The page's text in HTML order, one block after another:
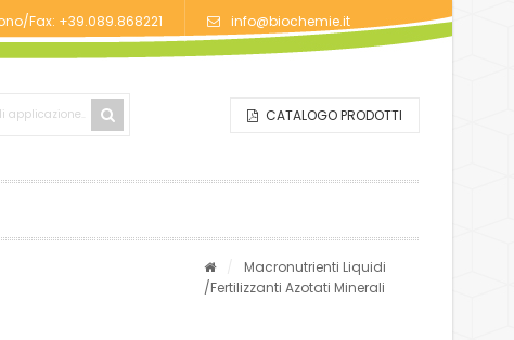
Fax: +39.089.868221 info@biochemie.it
CATALOGO PRODOTTI
Macronutrienti Liquidi
/Fertilizzanti Azotati Minerali